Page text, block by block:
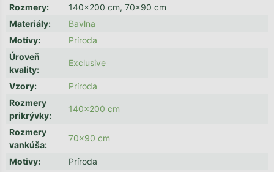
Rozmery:
140x200 cm, 70x90 cm
Materiály:
Bavlna
Motívy:
Príroda
Úroveň
kvality:
Exclusive
Vzory:
Príroda
Rozmery
prikrývky:
140x200 cm
Rozmery
vankúša:
70x90 cm
Motivy:
Príroda